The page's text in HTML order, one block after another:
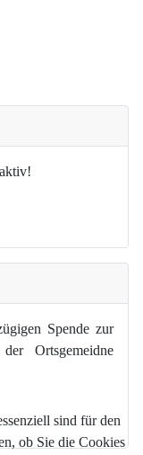
Spende zur
Ortsgemeidne
sind für den
ob Sie die Cookies